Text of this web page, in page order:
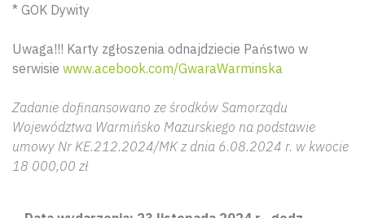
* GOK Dywity
Uwaga!!! Karty zgłoszenia odnajdziecie Państwo w
serwisie www.acebook.com/GwaraWarminska
Zadanie dofinansowano ze środków Samorządu
Województwa Warmińsko Mazurskiego na podstawie
umowy Nr KE.212.2024/MK z dnia 6.08.2024 r. w kwocie
18 000,00 zł